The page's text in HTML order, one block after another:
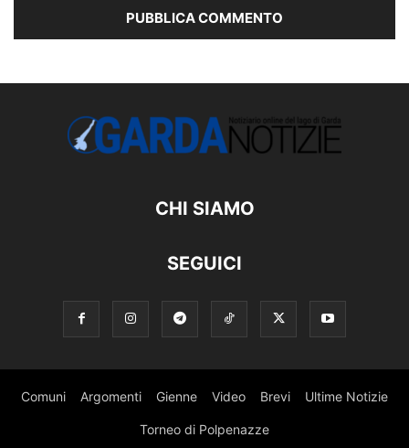
CHI SIAMO
SEGUICI
Comuni Argomenti Gienne Video Brevi Ultime Notizie
Torneo di Polpenazze